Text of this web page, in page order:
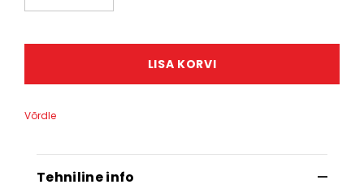
LISA KORVI
Võrdle
Tehniline info